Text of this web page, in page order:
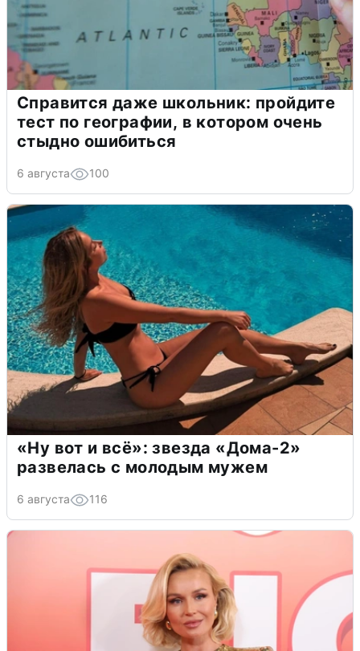
Справится даже школьник: пройдите
тест по географии, в котором очень
стыдно ошибиться
6 августа 100
«Ну вот и всё»: звезда «Дома-2»
развелась с молодым мужем
6 августа 116